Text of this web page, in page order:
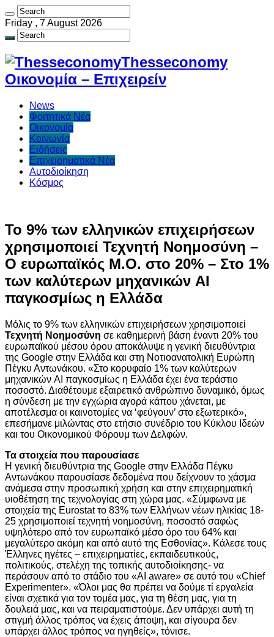
Friday , 7 August 2026
Thesseconomy
Οικονομία – Επιχειρείν
News
Φοιτητικά Νέα
Οικονομία
Κοινωνία
Ειδήσεις
Επιχειρηματικά Νέα
Αυτοδιοίκηση
Κόσμος
Το 9% των ελληνικών επιχειρήσεων
χρησιμοποιεί Τεχνητή Νοημοσύνη –
Ο ευρωπαϊκός Μ.Ο. στο 20% – Στο 1%
των καλύτερων μηχανικών AI
παγκοσμίως η Ελλάδα
Μόλις το 9% των ελληνικών επιχειρήσεων χρησιμοποιεί
Τεχνητή Νοημοσύνη σε καθημερινή βάση έναντι 20% του
ευρωπαϊκού μέσου όρου αποκάλυψε η γενική διευθύντρια
της Google στην Ελλάδα και στη Νοτιοανατολική Ευρώπη
Πέγκυ Αντωνάκου. «Στο κορυφαίο 1% των καλύτερων
μηχανικών AI παγκοσμίως η Ελλάδα έχει ένα τεράστιο
ποσοστό. Διαθέτουμε εξαιρετικό ανθρώπινο δυναμικό, όμως
η σύνδεση με την εγχώρια αγορά κάπου χάνεται, με
αποτέλεσμα οι καινοτομίες να ‘φεύγουν’ στο εξωτερικό»,
επεσήμανε μιλώντας στο ετήσιο συνέδριο του Κύκλου Ιδεών
και του Οικονομικού Φόρουμ των Δελφών.
Τα στοιχεία που παρουσίασε
Η γενική διευθύντρια της Google στην Ελλάδα Πέγκυ
Αντωνάκου παρουσίασε δεδομένα που δείχνουν το χάσμα
ανάμεσα στην προσωπική χρήση και στην επιχειρηματική
υιοθέτηση της τεχνολογίας στη χώρα μας. «Σύμφωνα με
στοιχεία της Eurostat το 83% των Ελλήνων νέων ηλικίας 18-
25 χρησιμοποιεί τεχνητή νοημοσύνη, ποσοστό σαφώς
υψηλότερο από τον ευρωπαϊκό μέσο όρο του 64% και
μεγαλύτερο ακόμη και από αυτό της Εσθονίας». Κάλεσε τους
Έλληνες ηγέτες – επιχειρηματίες, εκπαιδευτικούς,
πολιτικούς, στελέχη της τοπικής αυτοδιοίκησης- να
περάσουν από το στάδιο του «AI aware» σε αυτό του «Chief
Experimenter». «Όλοι μας θα πρέπει να δούμε τί εργαλεία
είναι σχετικά για τον τομέα μας, για τη θέση μας, για τη
δουλειά μας, και να πειραματιστούμε. Δεν υπάρχει αυτή τη
στιγμή άλλος τρόπος να έχεις άποψη, και σίγουρα δεν
υπάρχει άλλος τρόπος να ηγηθείς», τόνισε.